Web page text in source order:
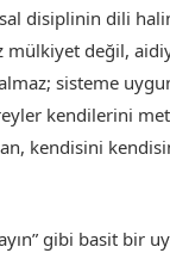
disiplinin dili
mülkiyet değil,
sisteme
kendilerini
kendisini
gibi basit bir